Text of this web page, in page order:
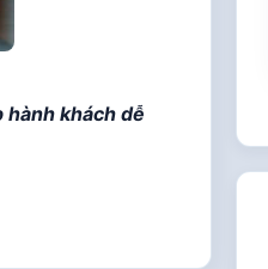
hành khách dễ